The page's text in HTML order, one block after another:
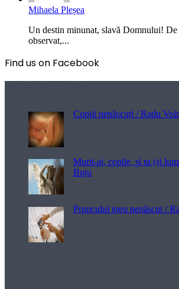
Mihaela Pleșea
Un destin minunat, slavă Domnului! De
observat,...
Find us on Facebook
Copiii nenăscuți / Radu
Murit-ai, copile, și tu (și
Buțu
Pruncului meu nenăscut /